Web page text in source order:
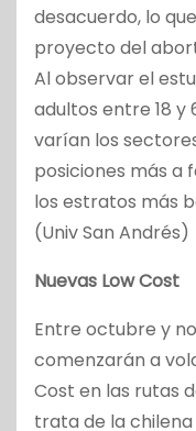
desacuerdo, lo
proyecto del
Al observar el
adultos entre 18 y
varían los
posiciones más a
los estratos más
(Univ San Andrés)
Nuevas Low Cost
Entre octubre y
comenzarán a
Cost en las rutas
trata de la